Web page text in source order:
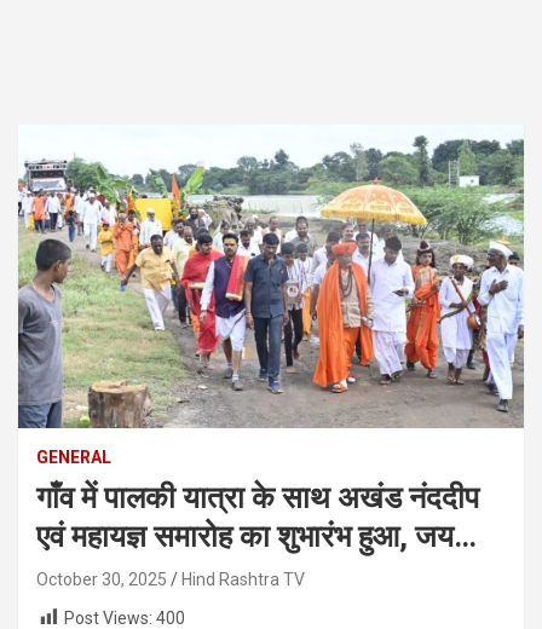
GENERAL
गाँव में पालकी यात्रा के साथ अखंड नंददीप
एवं महायज्ञ समारोह का शुभारंभ हुआ, जय…
October 30, 2025
Hind Rashtra TV
Post Views: 400